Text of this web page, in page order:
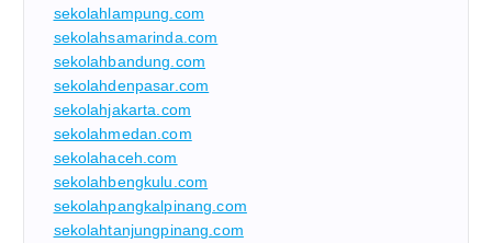
sekolahlampung.com
sekolahsamarinda.com
sekolahbandung.com
sekolahdenpasar.com
sekolahjakarta.com
sekolahmedan.com
sekolahaceh.com
sekolahbengkulu.com
sekolahpangkalpinang.com
sekolahtanjungpinang.com